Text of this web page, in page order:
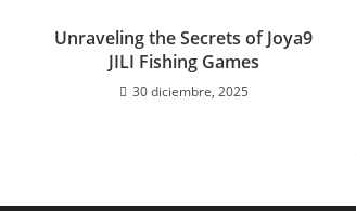
Unraveling the Secrets of Joya9
JILI Fishing Games
30 diciembre, 2025